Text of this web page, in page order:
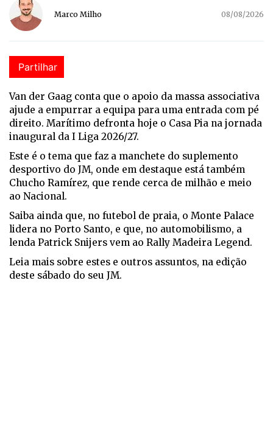
Marco Milho 08/08/2026
Partilhar
Van der Gaag conta que o apoio da massa associativa
ajude a empurrar a equipa para uma entrada com pé
direito. Marítimo defronta hoje o Casa Pia na jornada
inaugural da I Liga 2026/27.
Este é o tema que faz a manchete do suplemento
desportivo do JM, onde em destaque está também
Chucho Ramírez, que rende cerca de milhão e meio
ao Nacional.
Saiba ainda que, no futebol de praia, o Monte Palace
lidera no Porto Santo, e que, no automobilismo, a
lenda Patrick Snijers vem ao Rally Madeira Legend.
Leia mais sobre estes e outros assuntos, na edição
deste sábado do seu JM.